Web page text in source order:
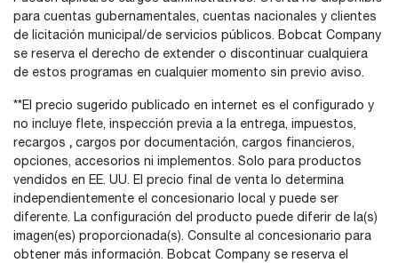
para cuentas gubernamentales, cuentas nacionales y clientes
de licitación municipal/de servicios públicos. Bobcat Company
se reserva el derecho de extender o discontinuar cualquiera
de estos programas en cualquier momento sin previo aviso.
**El precio sugerido publicado en internet es el configurado y
no incluye flete, inspección previa a la entrega, impuestos,
recargos , cargos por documentación, cargos financieros,
opciones, accesorios ni implementos. Solo para productos
vendidos en EE. UU. El precio final de venta lo determina
independientemente el concesionario local y puede ser
diferente. La configuración del producto puede diferir de la(s)
imagen(es) proporcionada(s). Consulte al concesionario para
obtener más información. Bobcat Company se reserva el